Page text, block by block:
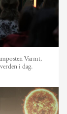
Varmt,
i dag.